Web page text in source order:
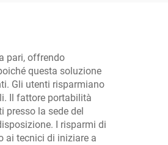
pari, offrendo
questa soluzione
Gli utenti risparmiano
Il fattore portabilità
la sede del
I risparmi di
ai tecnici di iniziare a